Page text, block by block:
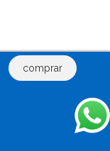
comprar